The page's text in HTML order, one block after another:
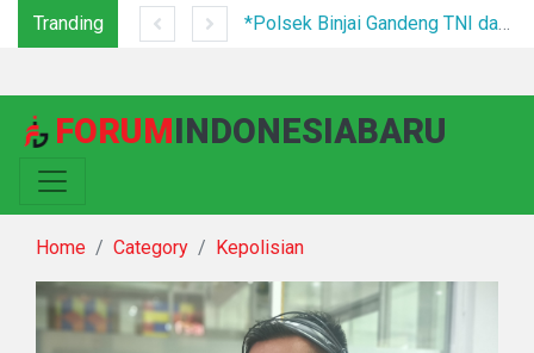
Tranding *Polsek Binjai Gandeng TNI dan Kepala Desa Grebek Sarang Narkoba*
FORUMINDONESIABARU
Home Category Kepolisian